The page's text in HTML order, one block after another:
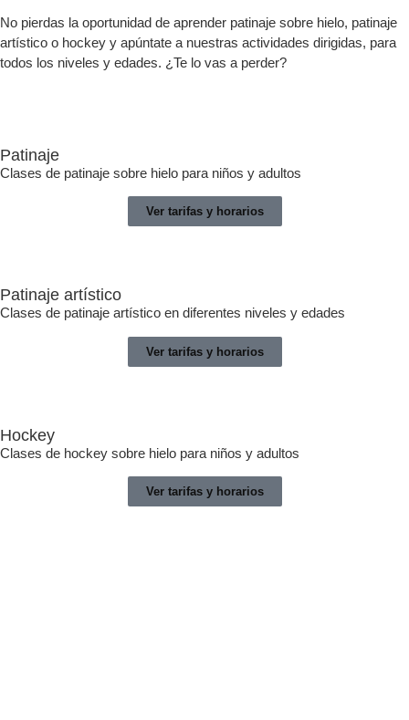
No pierdas la oportunidad de aprender patinaje sobre hielo, patinaje
artístico o hockey y apúntate a nuestras actividades dirigidas, para
todos los niveles y edades. ¿Te lo vas a perder?
Patinaje
Clases de patinaje sobre hielo para niños y adultos
Ver tarifas y horarios
Patinaje artístico
Clases de patinaje artístico en diferentes niveles y edades
Ver tarifas y horarios
Hockey
Clases de hockey sobre hielo para niños y adultos
Ver tarifas y horarios